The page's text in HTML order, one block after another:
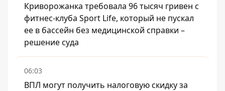
Криворожанка требовала 96 тысяч гривен с
фитнес-клуба Sport Life, который не пускал
ее в бассейн без медицинской справки –
решение суда
06:03
ВПЛ могут получить налоговую скидку за